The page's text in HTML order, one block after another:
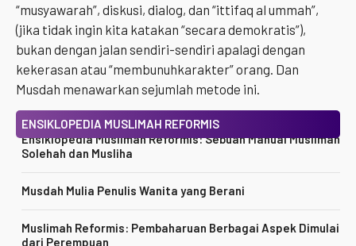
“musyawarah”, diskusi, dialog, dan “ittifaq al ummah”,
(jika tidak ingin kita katakan “secara demokratis”),
bukan dengan jalan sendiri-sendiri apalagi dengan
kekerasan atau “membunuhkarakter” orang. Dan
Musdah menawarkan sejumlah metode ini.
ENSIKLOPEDIA MUSLIMAH REFORMIS
Ensiklopedia Muslimah Reformis: Sebuah Manual Muslimah
Solehah dan Musliha
Musdah Mulia Penulis Wanita yang Berani
Muslimah Reformis: Pembaharuan Berbagai Aspek Dimulai
dari Perempuan